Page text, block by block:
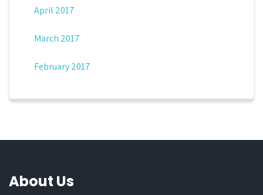
April 2017
March 2017
February 2017
About Us